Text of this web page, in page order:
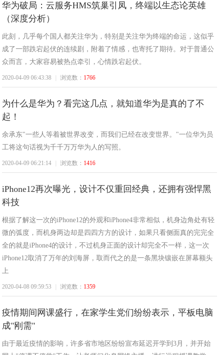
华为破局：云服务HMS筑巢引凤，终端以生态论英雄
（深度分析）
此刻，几乎每个国人都关注华为，特别是关注华为终端的命运，这似乎
成了一部跌宕起伏的连续剧，附着了情感，也寄托了期待。对于普通公
众而言，大家容易被热点牵引，心情跌宕起伏。
2020-04-09 06:43:38 浏览数： 1766
为什么是华为？看完这几点，就知道华为是真的了不
起！
余承东"一些人等着被世界改变，而我们已经在改变世界。"一位华为员
工将这句话视为千千万万华为人的写照。
2020-04-09 06:21:14 浏览数： 1416
iPhone12再次曝光，设计不仅重回经典，还拥有强悍黑
科技
根据了解这一次的iPhone12的外观和iPhone4非常相似，机身边角处有轻
微的弧度，而机身两边却是四四方方的设计，如果只看侧面真的完完全
全的就是iPhone4的设计，不过机身正面的设计却完全不一样，这一次
iPhone12取消了万年的刘海屏，取而代之的是一条黑块镶嵌在屏幕额头
上
2020-04-08 09:59:53 浏览数： 1359
疫情期间网课盛行，在家学生党们纷纷表示，平板电脑
成"刚需"
由于最近疫情的影响，许多省市地区纷纷宣布延迟开学到3月，并开始